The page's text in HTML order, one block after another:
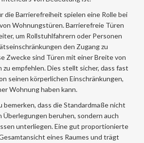
die Barrierefreiheit spielen eine Rolle bei
Wohnungstüren. Barrierefreie Türen
um Rollstuhlfahrern oder Personen
den Zugang zu
Zwecke sind Türen mit einer Breite von
zu empfehlen. Dies stellt sicher, dass fast
seinen körperlichen Einschränkungen,
Wohnung haben kann.
bemerken, dass die Standardmaße nicht
Überlegungen beruhen, sondern auch
unterliegen. Eine gut proportionierte
eines Raumes und trägt